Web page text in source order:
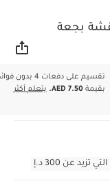
بجعة
تقسيم على دفعات 4 بدون
بقيمةAED 7.50. يتعلم أكثر
عن 300 د.إ